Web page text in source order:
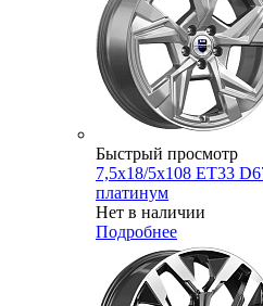
Быстрый просмотр
7,5x18/5x108 ET33
платинум
Нет в наличии
Подробнее